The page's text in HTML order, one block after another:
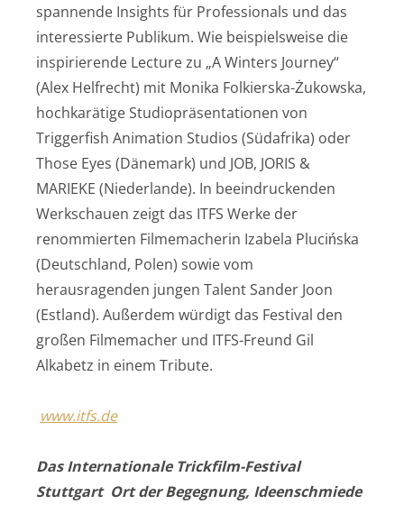
spannende Insights für Professionals und das
interessierte Publikum. Wie beispielsweise die
inspirierende Lecture zu „A Winters Journey“
(Alex Helfrecht) mit Monika Folkierska-Żukowska,
hochkarätige Studiopräsentationen von
Triggerfish Animation Studios (Südafrika) oder
Those Eyes (Dänemark) und JOB, JORIS &
MARIEKE (Niederlande). In beeindruckenden
Werkschauen zeigt das ITFS Werke der
renommierten Filmemacherin Izabela Plucińska
(Deutschland, Polen) sowie vom
herausragenden jungen Talent Sander Joon
(Estland). Außerdem würdigt das Festival den
großen Filmemacher und ITFS-Freund Gil
Alkabetz in einem Tribute.
www.itfs.de
Das Internationale Trickfilm-Festival
Stuttgart Ort der Begegnung, Ideenschmiede